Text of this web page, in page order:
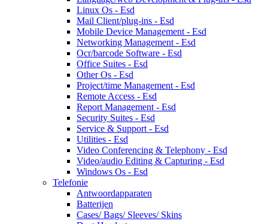
Linux Os - Esd
Mail Client/plug-ins - Esd
Mobile Device Management - Esd
Networking Management - Esd
Ocr/barcode Software - Esd
Office Suites - Esd
Other Os - Esd
Project/time Management - Esd
Remote Access - Esd
Report Management - Esd
Security Suites - Esd
Service & Support - Esd
Utilities - Esd
Video Conferencing & Telephony - Esd
Video/audio Editing & Capturing - Esd
Windows Os - Esd
Telefonie
Antwoordapparaten
Batterijen
Cases/ Bags/ Sleeves/ Skins